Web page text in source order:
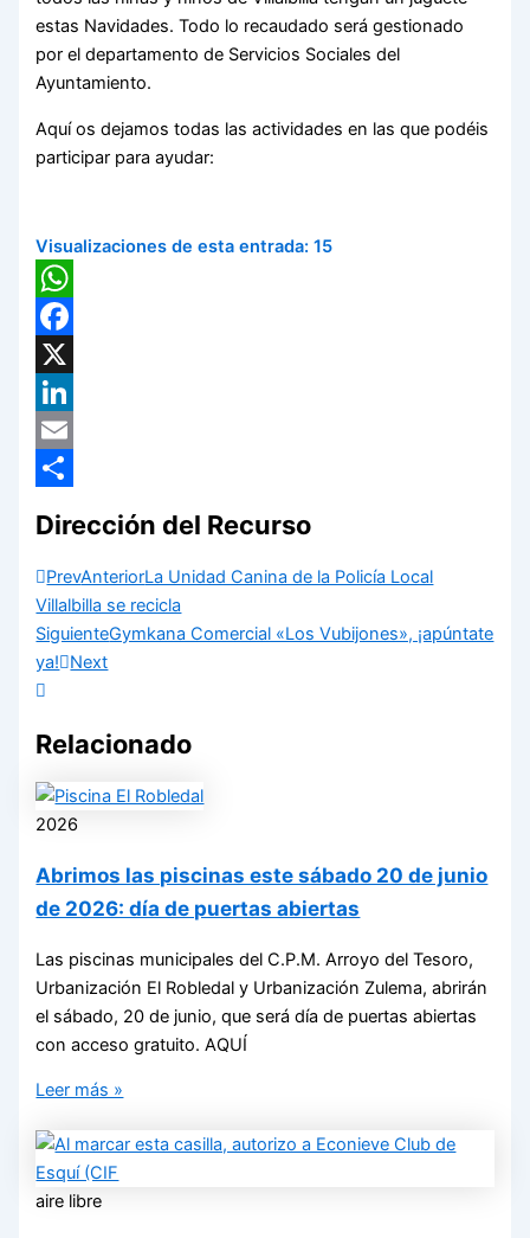
estas Navidades. Todo lo recaudado será gestionado
por el departamento de Servicios Sociales del
Ayuntamiento.
Aquí os dejamos todas las actividades en las que podéis
participar para ayudar:
Visualizaciones de esta entrada: 15
WhatsApp
Facebook
X
LinkedIn
Email
Dirección del Recurso
PrevAnteriorLa Unidad Canina de la Policía Local
Villalbilla se recicla
SiguienteGymkana Comercial «Los Vubijones», ¡apúntate
ya!
Next
Relacionado
2026
Abrimos las piscinas este sábado 20 de junio
de 2026: día de puertas abiertas
Las piscinas municipales del C.P.M. Arroyo del Tesoro,
Urbanización El Robledal y Urbanización Zulema, abrirán
el sábado, 20 de junio, que será día de puertas abiertas
con acceso gratuito. AQUÍ
Leer más »
aire libre